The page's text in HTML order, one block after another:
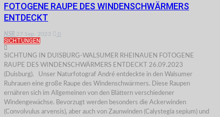
FOTOGENE RAUPE DES WINDENSCHWÄRMERS
ENTDECKT
NSR 27.Sep. 2023 0
SICHTUNGEN
SICHTUNG IN DUISBURG-WALSUMER RHEINAUEN FOTOGENE
RAUPE DES WINDENSCHWÄRMERS ENTDECKT 26.09.2023
(Duisburg). Unser Naturfotograf André entdeckte in den Walsumer
Ruhrauen eine große Raupe des Windenschwärmers. Diese Raupen
ernähren sich im Allgemeinen von den Blättern verschiedener
Windengewächse. Bevorzugt werden besonders die Ackerwinden
(Convolvulus arvensis), aber auch von Zaunwinden (Calystegia sepium) und